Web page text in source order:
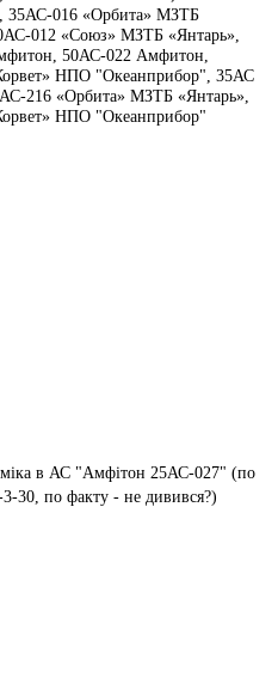
35АС‑016 «Орбита» МЗТБ
«Союз» МЗТБ «Янтарь»,
50АС‑022 Амфитон,
НПО "Океанприбор", 35АС
216 «Орбита» МЗТБ «Янтарь»,
НПО "Океанприбор"
в АС "Амфітон 25АС-027" (по
30, по факту - не дивився?)